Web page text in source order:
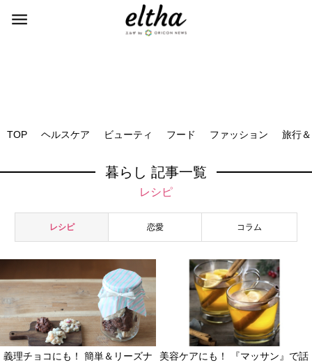
TOP ヘルスケア ビューティ フード ファッション 旅行
暮らし 記事一覧
レシピ
レシピ 恋愛 コラム
義理チョコにも！ 簡単＆リーズナ
美容ケアにも！ 『マッサン』で話